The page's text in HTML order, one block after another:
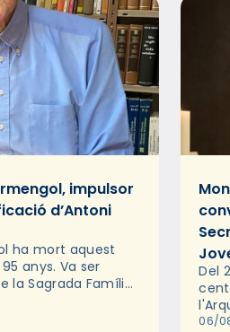
impulsor
d’Antoni
ha mort aquest
anys. Va ser
la Sagrada Família
Del
les
06/